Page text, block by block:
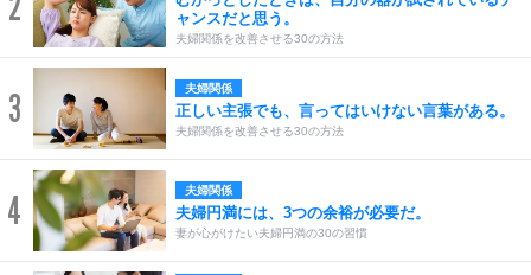
ャンスだと思う。
夫婦関係を改善させる30の方法
3 夫婦関係
正しい主張でも、言ってはいけない言葉がある。
夫婦関係を改善させる30の方法
4 夫婦関係
夫婦円満には、3つの余裕が必要だ。
妻が心がけたい夫婦円満の30の習慣